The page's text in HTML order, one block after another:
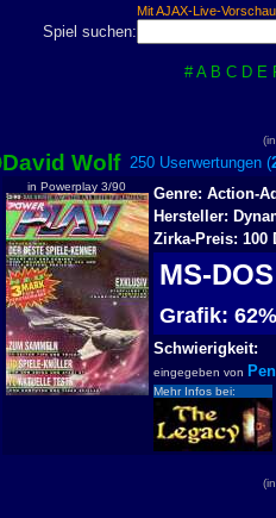
Mit AJAX-Live-
Spiel suchen:
# A B C D E
David Wolf250 Userwertungen (
in Powerplay 3/90
Genre: Action-
Hersteller:
Zirka-Preis: 100
MS-
Grafik:
Schwierigkeit:
eingegeben von
Mehr Infos bei: